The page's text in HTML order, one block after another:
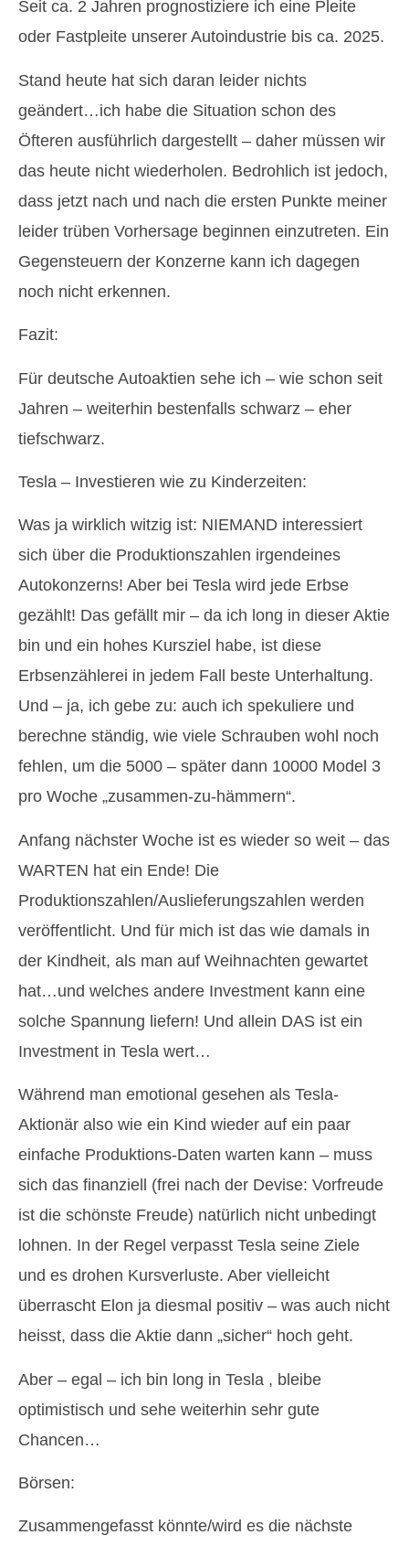
Seit ca. 2 Jahren prognostiziere ich eine Pleite
oder Fastpleite unserer Autoindustrie bis ca. 2025.
Stand heute hat sich daran leider nichts
geändert…ich habe die Situation schon des
Öfteren ausführlich dargestellt – daher müssen wir
das heute nicht wiederholen. Bedrohlich ist jedoch,
dass jetzt nach und nach die ersten Punkte meiner
leider trüben Vorhersage beginnen einzutreten. Ein
Gegensteuern der Konzerne kann ich dagegen
noch nicht erkennen.
Fazit:
Für deutsche Autoaktien sehe ich – wie schon seit
Jahren – weiterhin bestenfalls schwarz – eher
tiefschwarz.
Tesla – Investieren wie zu Kinderzeiten:
Was ja wirklich witzig ist: NIEMAND interessiert
sich über die Produktionszahlen irgendeines
Autokonzerns! Aber bei Tesla wird jede Erbse
gezählt! Das gefällt mir – da ich long in dieser Aktie
bin und ein hohes Kursziel habe, ist diese
Erbsenzählerei in jedem Fall beste Unterhaltung.
Und – ja, ich gebe zu: auch ich spekuliere und
berechne ständig, wie viele Schrauben wohl noch
fehlen, um die 5000 – später dann 10000 Model 3
pro Woche „zusammen-zu-hämmern“.
Anfang nächster Woche ist es wieder so weit – das
WARTEN hat ein Ende! Die
Produktionszahlen/Auslieferungszahlen werden
veröffentlicht. Und für mich ist das wie damals in
der Kindheit, als man auf Weihnachten gewartet
hat…und welches andere Investment kann eine
solche Spannung liefern! Und allein DAS ist ein
Investment in Tesla wert…
Während man emotional gesehen als Tesla-
Aktionär also wie ein Kind wieder auf ein paar
einfache Produktions-Daten warten kann – muss
sich das finanziell (frei nach der Devise: Vorfreude
ist die schönste Freude) natürlich nicht unbedingt
lohnen. In der Regel verpasst Tesla seine Ziele
und es drohen Kursverluste. Aber vielleicht
überrascht Elon ja diesmal positiv – was auch nicht
heisst, dass die Aktie dann „sicher“ hoch geht.
Aber – egal – ich bin long in Tesla , bleibe
optimistisch und sehe weiterhin sehr gute
Chancen…
Börsen:
Zusammengefasst könnte/wird es die nächste